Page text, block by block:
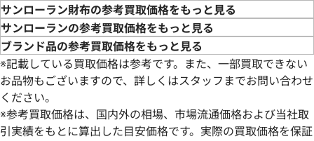
サンローラン財布の参考買取価格をもっと見る
サンローランの参考買取価格をもっと見る
ブランド品の参考買取価格をもっと見る
※記載している買取価格は参考です。また、一部買取できない
お品物もございますので、詳しくはスタッフまでお問い合わせ
ください。
※参考買取価格は、国内外の相場、市場流通価格および当社取
引実績をもとに算出した目安価格です。実際の買取価格を保証